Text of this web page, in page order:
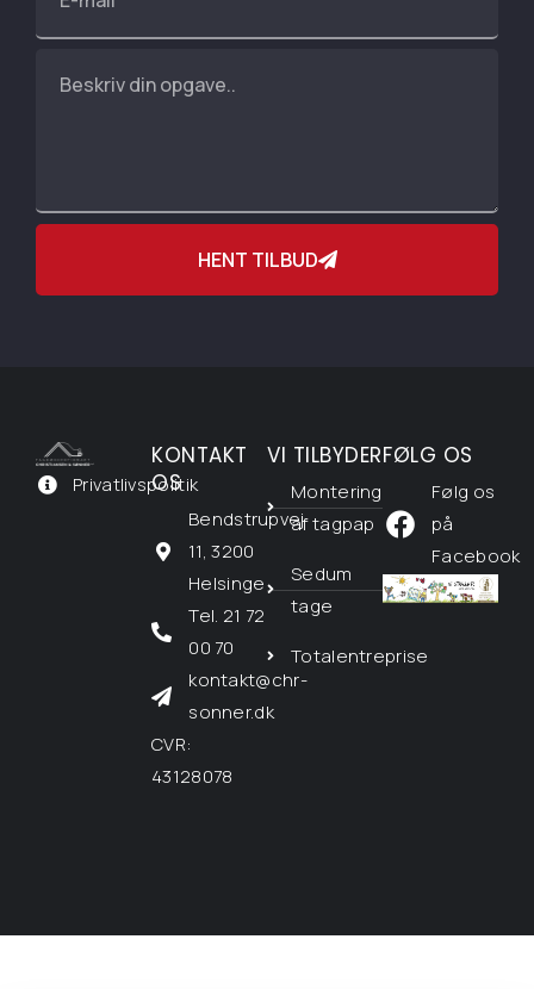
HENT TILBUD
Privatlivspolitik
KONTAKT
OS
Bendstrupvej
11, 3200
Helsinge
Tel. 21 72
00 70
kontakt@chr-
sonner.dk
CVR:
43128078
VI TILBYDER
Montering
af tagpap
Sedum
tage
Totalentreprise
FØLG OS
Følg os
på
Facebook